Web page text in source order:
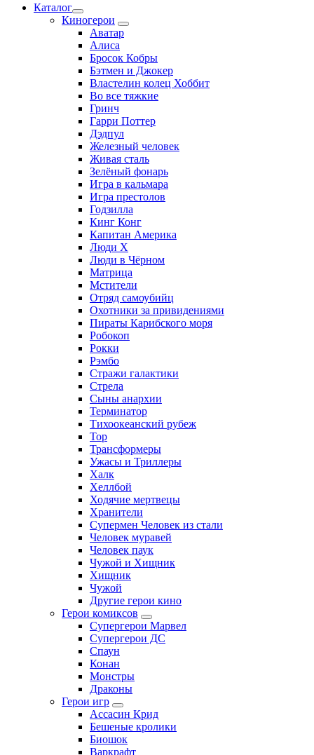
Каталог
Киногерои
Аватар
Алиса
Бросок Кобры
Бэтмен и Джокер
Властелин колец Хоббит
Во все тяжкие
Гринч
Гарри Поттер
Дэдпул
Железный человек
Живая сталь
Зелёный фонарь
Игра в кальмара
Игра престолов
Годзилла
Кинг Конг
Капитан Америка
Люди X
Люди в Чёрном
Матрица
Мстители
Отряд самоубийц
Охотники за привидениями
Пираты Карибского моря
Робокоп
Рокки
Рэмбо
Стражи галактики
Стрела
Сыны анархии
Терминатор
Тихоокеанский рубеж
Тор
Трансформеры
Ужасы и Триллеры
Халк
Хеллбой
Ходячие мертвецы
Хранители
Супермен Человек из стали
Человек муравей
Человек паук
Чужой и Хищник
Хищник
Чужой
Другие герои кино
Герои комиксов
Супергерои Марвел
Супергерои ДС
Спаун
Конан
Монстры
Драконы
Герои игр
Ассасин Крид
Бешеные кролики
Биошок
Варкрафт